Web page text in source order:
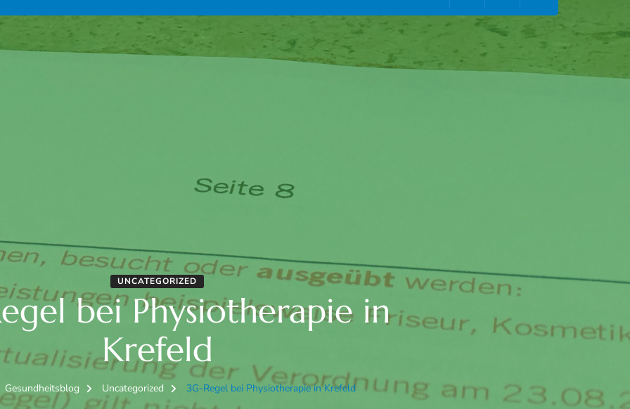
UNCATEGORIZED
bei Physiotherapie in
Krefeld
Gesundheitsblog Uncategorized 3G-Regel bei Physiotherapie in Krefeld